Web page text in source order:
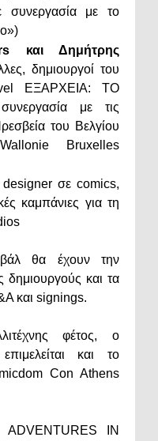
με το
και Δημήτρης
δημιουργοί του
ΕΞΑΡΧΕΙΑ: ΤΟ
με τις
του Βελγίου
Bruxelles
σε comics,
καμπάνιες για τη
θα έχουν την
δημιουργούς και τα
και signings.
φέτος, ο
και το
Con Athens
ADVENTURES IN